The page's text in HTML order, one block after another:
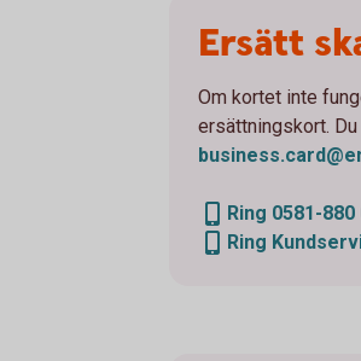
Ersätt
Om kortet inte
ersättningskort.
Ring 0581-
Ring